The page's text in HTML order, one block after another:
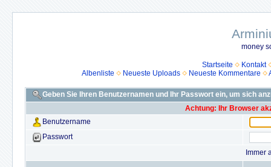
money
Startseite
Kontakt
Albenliste
Neueste Uploads Neueste Kommentare
Geben Sie Ihren Benutzernamen und Ihr Passwort ein, um sich
Achtung: Ihr Browser
Benutzername
Passwort
Immer